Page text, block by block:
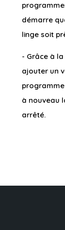
démarre
linge soit
- Grâce à la
ajouter un
à nouveau
arrêté.